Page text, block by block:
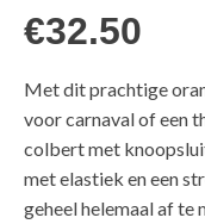
€32.50
Met dit prachtige
voor carnaval of een
colbert met
met elastiek en een
geheel helemaal af te